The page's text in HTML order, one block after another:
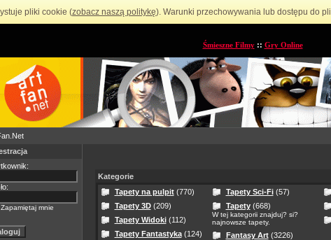
pliki cookie (zobacz naszą politykę). Warunki przechowywania lub dostępu do
Śmieszne Filmy:: Gry Online
Zapamiętaj mnie
Kategorie
Tapety na pulpit(770)
Tapety 3D(209)
Tapety Widoki(112)
Tapety Fantastyka(124)
Tapety Sci-Fi(57)
Tapety(668)
W tej kategorii znajduj? si?
najnowsze tapety.
Fantasy Art(3226)